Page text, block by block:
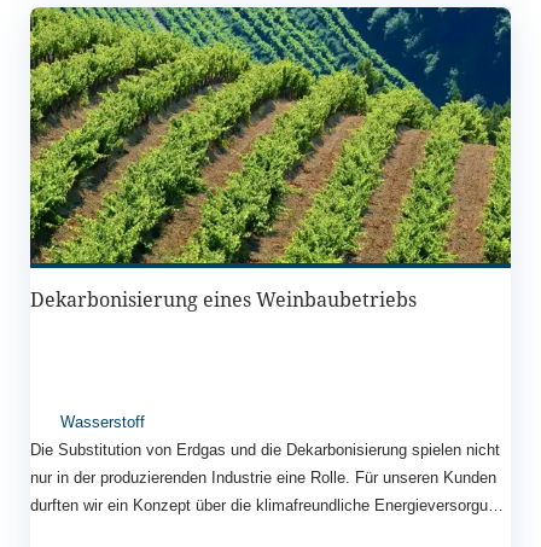
Dekarbonisierung eines Weinbaubetriebs
Wasserstoff
Die Substitution von Erdgas und die Dekarbonisierung spielen nicht
nur in der produzierenden Industrie eine Rolle. Für unseren Kunden
durften wir ein Konzept über die klimafreundliche Energieversorgung